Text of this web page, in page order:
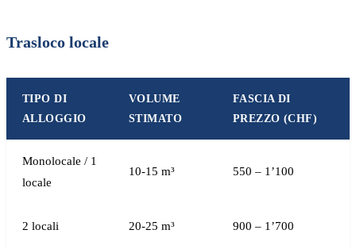
Trasloco locale
TIPO DI
ALLOGGIO
VOLUME
STIMATO
FASCIA DI
PREZZO (CHF)
Monolocale / 1
locale
10-15 m³ 550 – 1’100
2 locali 20-25 m³ 900 – 1’700